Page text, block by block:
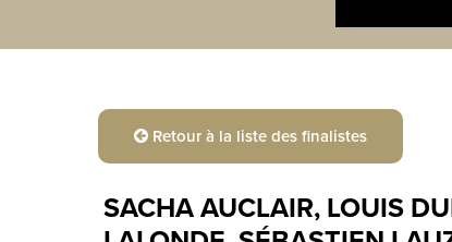
Retour à la liste des finalistes
SACHA AUCLAIR, LOUIS